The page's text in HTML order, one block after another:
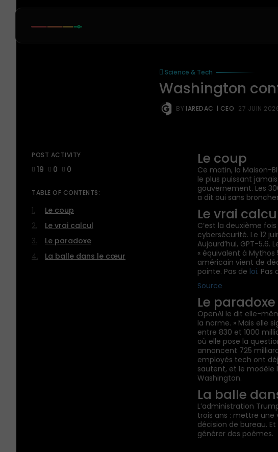
Science & Tech
Washington
BY IAREDAC | CEO 27 JUIN
Le coup
Ce matin, la Maison-
le plus puissant
gouvernement. Les
a dit oui sans
Le vrai
C’est la deuxième
cybersécurité. Le 12
Aujourd’hui, GPT-
« équivalent à
américain vient de
pointe. Pas de loi. Pas
Source
Le paradoxe
OpenAI le dit elle-
la norme. » Mais elle
entre 830 et 1000
où elle pose la
annoncent 725
employés tech ont
sautent, et le modèle
Washington.
La balle
L’administration
trois ans : mettre une
décision de bureau.
générer des poèmes.
POST ACTIVITY
19 0 0
TABLE OF CONTENTS:
Le coup
Le vrai calcul
Le paradoxe
La balle dans le cœur